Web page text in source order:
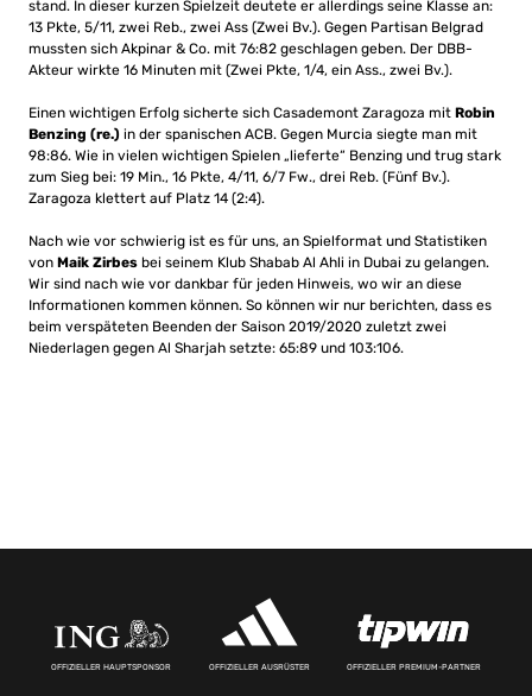
stand. In dieser kurzen Spielzeit deutete er allerdings seine Klasse an:
13 Pkte, 5/11, zwei Reb., zwei Ass (Zwei Bv.). Gegen Partisan Belgrad
mussten sich Akpinar & Co. mit 76:82 geschlagen geben. Der DBB-
Akteur wirkte 16 Minuten mit (Zwei Pkte, 1/4, ein Ass., zwei Bv.).
Einen wichtigen Erfolg sicherte sich Casademont Zaragoza mit Robin
Benzing (re.) in der spanischen ACB. Gegen Murcia siegte man mit
98:86. Wie in vielen wichtigen Spielen „lieferte“ Benzing und trug stark
zum Sieg bei: 19 Min., 16 Pkte, 4/11, 6/7 Fw., drei Reb. (Fünf Bv.).
Zaragoza klettert auf Platz 14 (2:4).
Nach wie vor schwierig ist es für uns, an Spielformat und Statistiken
von Maik Zirbes bei seinem Klub Shabab Al Ahli in Dubai zu gelangen.
Wir sind nach wie vor dankbar für jeden Hinweis, wo wir an diese
Informationen kommen können. So können wir nur berichten, dass es
beim verspäteten Beenden der Saison 2019/2020 zuletzt zwei
Niederlagen gegen Al Sharjah setzte: 65:89 und 103:106.
OFFIZIELLER HAUPTSPONSOR OFFIZIELLER AUSRÜSTER OFFIZIELLER PREMIUM-PARTNER